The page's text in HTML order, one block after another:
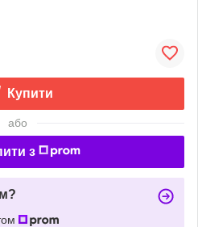
Купити
або
з